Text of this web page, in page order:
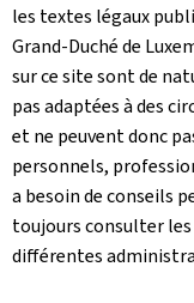
les textes légaux
Grand-Duché de
sur ce site sont de
pas adaptées à des
et ne peuvent donc
personnels,
a besoin de conseils
toujours consulter les
différentes